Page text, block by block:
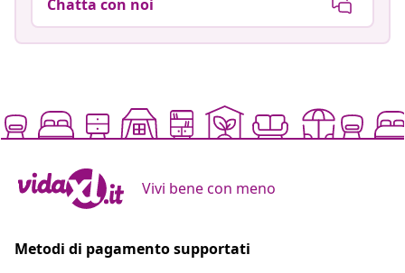
Chatta con noi
Vivi bene con meno
Metodi di pagamento supportati